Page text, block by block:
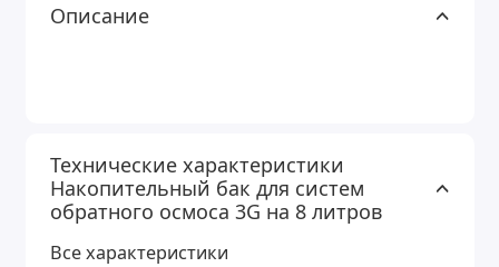
Описание
Технические характеристики
Накопительный бак для систем
обратного осмоса 3G на 8 литров
Все характеристики